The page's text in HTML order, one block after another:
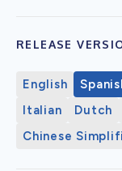
RELEASE
English
Italian
Dutch
Chinese